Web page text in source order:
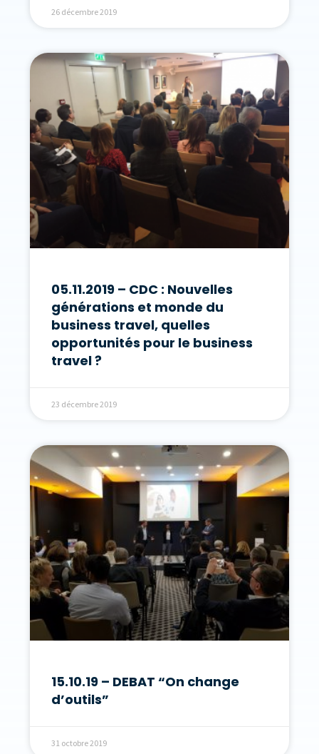
26 décembre 2019
05.11.2019 – CDC : Nouvelles
générations et monde du
business travel, quelles
opportunités pour le business
travel ?
23 décembre 2019
15.10.19 – DEBAT “On change
d’outils”
31 octobre 2019